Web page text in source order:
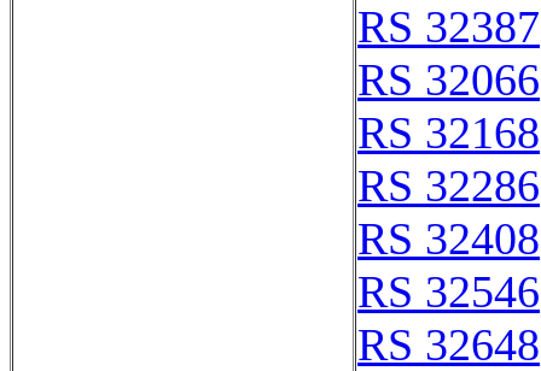
RS 32387
RS 32066
RS 32168
RS 32286
RS 32408
RS 32546
RS 32648